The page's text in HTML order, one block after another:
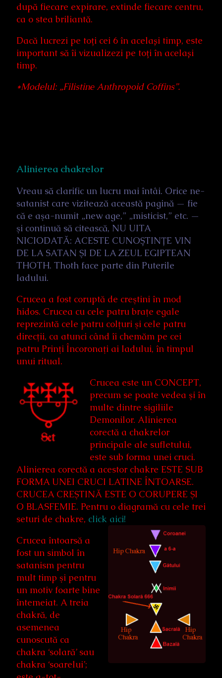
după fiecare expirare, extinde fiecare centru,
ca o stea briliantă.
Dacă lucrezi pe toți cei 6 în același timp, este
important să îi vizualizezi pe toți în același
timp.
*Modelul: „Filistine Anthropoid Coffins”.
Alinierea chakrelor
Vreau să clarific un lucru mai întâi. Orice ne-
satanist care vizitează această pagină — fie
că e aşa-numit „new age,” „misticist,” etc. —
şi continuă să citească, NU UITA
NICIODATĂ: ACESTE CUNOȘTINȚE VIN
DE LA SATAN ŞI DE LA ZEUL EGIPTEAN
THOTH. Thoth face parte din Puterile
Iadului.
Crucea a fost coruptă de creştini în mod
hidos. Crucea cu cele patru braţe egale
reprezintă cele patru colţuri şi cele patru
direcţii, ca atunci când îi chemăm pe cei
patru Prinţi Încoronaţi ai Iadului, în timpul
unui ritual.
Crucea este un CONCEPT,
precum se poate vedea şi în
multe dintre sigiliile
Demonilor. Alinierea
corectă a chakrelor
principale ale sufletului,
este sub forma unei cruci.
Alinierea corectă a acestor chakre ESTE SUB
FORMA UNEI CRUCI LATINE ÎNTOARSE.
CRUCEA CREŞTINĂ ESTE O CORUPERE ŞI
O BLASFEMIE. Pentru o diagramă cu cele trei
seturi de chakre, click aici!
Crucea întoarsă a
fost un simbol în
satanism pentru
mult timp şi pentru
un motiv foarte bine
întemeiat. A treia
chakră, de
asemenea
cunoscută ca
chakra ‘solară’ sau
chakra ‘soarelui’;